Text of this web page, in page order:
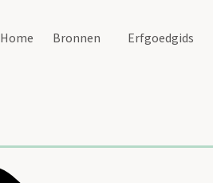
Home Bronnen Erfgoedgids